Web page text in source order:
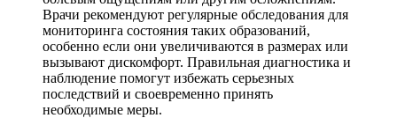
Врачи рекомендуют регулярные обследования для
мониторинга состояния таких образований,
особенно если они увеличиваются в размерах или
вызывают дискомфорт. Правильная диагностика и
наблюдение помогут избежать серьезных
последствий и своевременно принять
необходимые меры.